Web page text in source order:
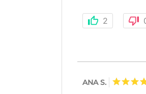
2
ANA S.